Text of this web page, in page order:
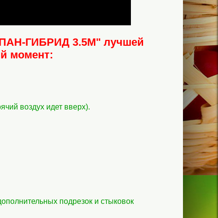
ГИБРИД 3.5М" лучшей
момент:
воздух идет вверх).
подрезок и стыковок